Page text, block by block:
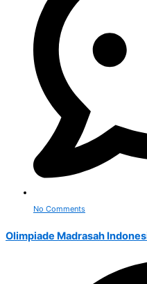
No Comments
Olimpiade Madrasah